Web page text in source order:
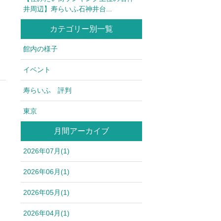
井周辺】寿らいふ石神井台...
カテゴリー別一覧
館内の様子
イベント
寿らいふ 評判
東京
月間アーカイブ
2026年07月(1)
2026年06月(1)
2026年05月(1)
2026年04月(1)